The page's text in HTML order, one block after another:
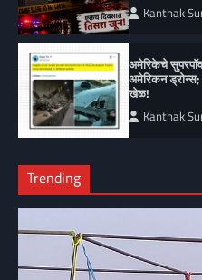
Kanthak
अमेरिकेचे
अमेरिकन ड्रोन्स;
खेळ!
Kanthak
Trending